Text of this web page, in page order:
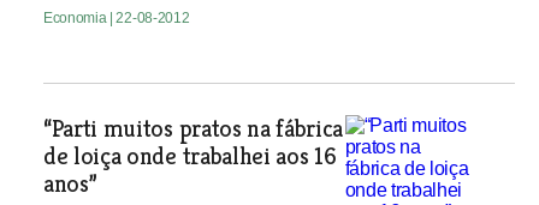
Economia | 22-08-2012
“Parti muitos pratos na fábrica
de loiça onde trabalhei aos 16
anos”